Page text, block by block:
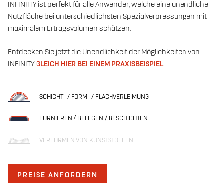
INFINIITY ist perfekt für alle Anwender, welche eine unendliche
Nutzfläche bei unterschiedlichsten Spezialverpressungen mit
maximalem Ertragsvolumen schätzen.
Entdecken Sie jetzt die Unendlichkeit der Möglichkeiten von
INFINITYGLEICH HIER BEI EINEM PRAXISBEISPIEL.
SCHICHT- / FORM- / FLACHVERLEIMUNG
FURNIEREN / BELEGEN / BESCHICHTEN
VERFORMEN VON KUNSTSTOFFEN
PREISE ANFORDERN